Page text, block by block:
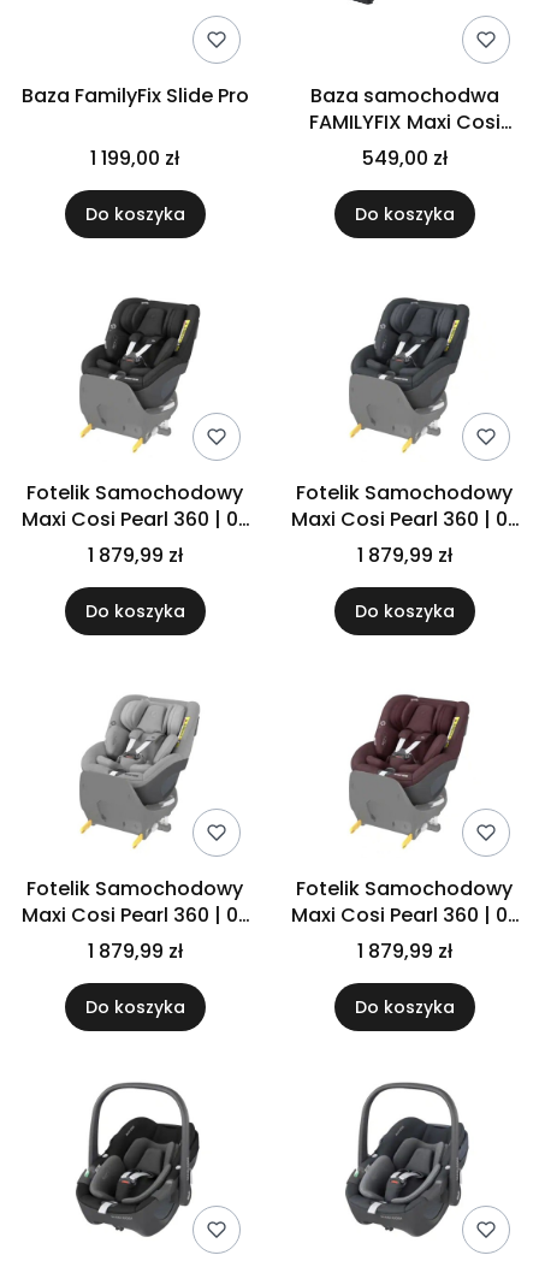
Baza FamilyFix Slide Pro
1 199,00 zł
Do koszyka
Baza samochodwa
FAMILYFIX Maxi Cosi
Isofix
549,00 zł
Do koszyka
Fotelik Samochodowy
Maxi Cosi Pearl 360 | 0-
18kg | Authentic Black
1 879,99 zł
Do koszyka
Fotelik Samochodowy
Maxi Cosi Pearl 360 | 0-
18kg | Authentic
Graphite
1 879,99 zł
Do koszyka
Fotelik Samochodowy
Maxi Cosi Pearl 360 | 0-
18kg | Authentic Grey
1 879,99 zł
Do koszyka
Fotelik Samochodowy
Maxi Cosi Pearl 360 | 0-
18kg | Authentic Red
1 879,99 zł
Do koszyka